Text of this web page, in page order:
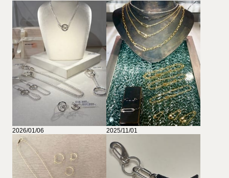
2026/01/06 2025/11/01